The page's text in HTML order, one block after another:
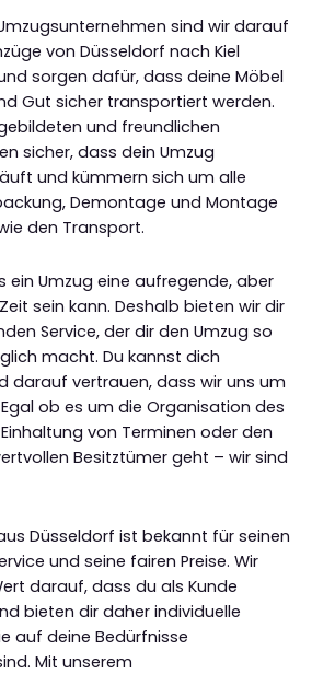
sind wir darauf
von Düsseldorf nach Kiel
sorgen dafür, dass deine Möbel
Gut sicher transportiert werden.
und freundlichen
sicher, dass dein Umzug
und kümmern sich um alle
Demontage und Montage
den Transport.
ein Umzug eine aufregende, aber
sein kann. Deshalb bieten wir dir
Service, der dir den Umzug so
macht. Du kannst dich
darauf vertrauen, dass wir uns um
ob es um die Organisation des
von Terminen oder den
Besitztümer geht – wir sind
Düsseldorf ist bekannt für seinen
und seine fairen Preise. Wir
darauf, dass du als Kunde
bieten dir daher individuelle
auf deine Bedürfnisse
Mit unserem